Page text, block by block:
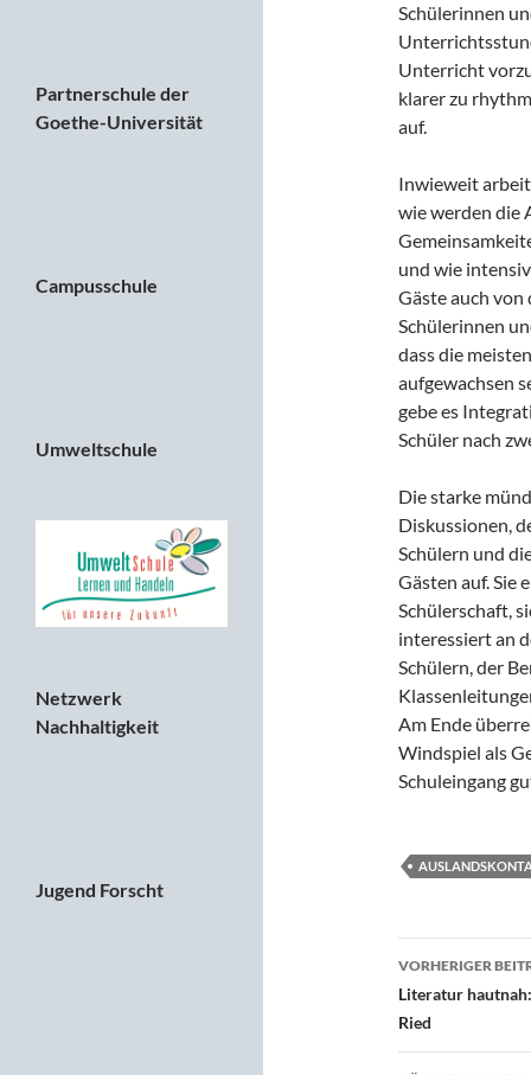
Schülerinnen
Unterricht
klarer zu
auf.
Inwieweit
wie werden die
und wie
Gäste auch
Schülerinnen
dass die
aufgewachsen
gebe es
Schüler nach
Die starke
Diskussionen,
Schülern und
Gästen auf. Sie
Schülerschaft,
interessiert an
Schülern, der
Am Ende
Windspiel als
Schuleingang
VORHERIGER
Literatur
Ried
Partnerschule der
Goethe-Universität
Campusschule
Umweltschule
Netzwerk
Nachhaltigkeit
Jugend Forscht